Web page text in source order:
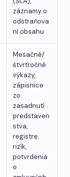
záznamy o
odstraňova
ní obsahu
Mesačné/
štvrťročné
výkazy,
zápisnice
zo
zasadnutí
predstaven
stva,
registre
rizík,
potvrdenia
o